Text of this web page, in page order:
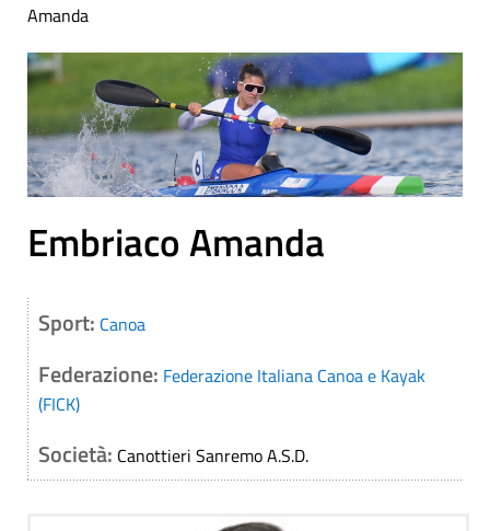
Amanda
Embriaco Amanda
Sport: Canoa
Federazione: Federazione Italiana Canoa e Kayak
(FICK)
Società: Canottieri Sanremo A.S.D.